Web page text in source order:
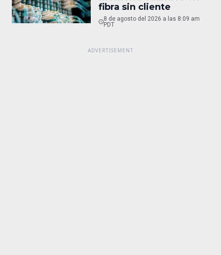
fibra sin cliente
8 de agosto del 2026 a las 8:09 am
PDT